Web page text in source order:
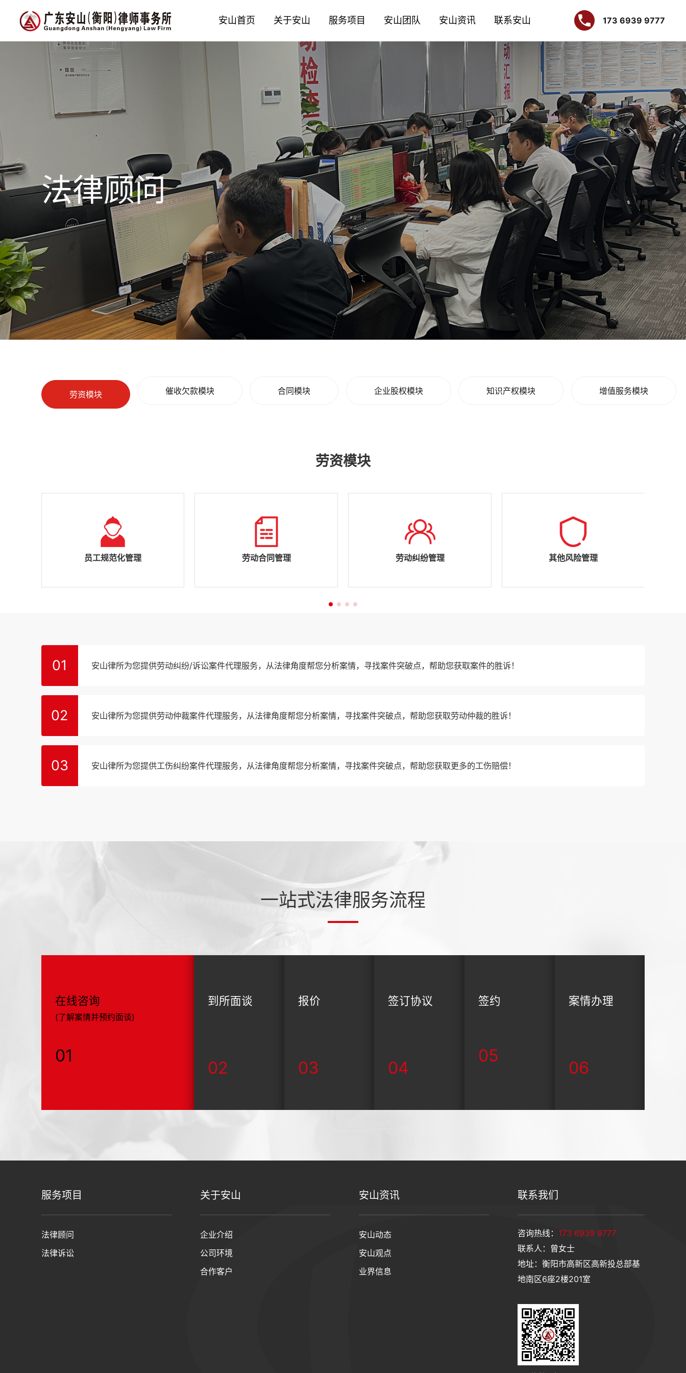
安山首页 关于安山 服务项目 安山团队 安山资讯 联系安山 173 6939 9777
法律顾问
劳资模块 催收欠款模块 合同模块 企业股权模块 知识产权模块 增值服务模块
劳资模块
员工规范化管理 劳动合同管理 劳动纠纷管理 其他风险管理
01 安山律所为您提供劳动纠纷/诉讼案件代理服务，从法律角度帮您分析案情，寻找案件突破点，帮助您获取案件的胜诉！
02 安山律所为您提供劳动仲裁案件代理服务，从法律角度帮您分析案情，寻找案件突破点，帮助您获取劳动仲裁的胜诉！
03 安山律所为您提供工伤纠纷案件代理服务，从法律角度帮您分析案情，寻找案件突破点，帮助您获取更多的工伤赔偿！
一站式法律服务流程
在线咨询
(了解案情并预约面谈)
01
到所面谈
02
报价
03
签订协议
04
签约
05
案情办理
06
服务项目
法律顾问
法律诉讼
关于安山
企业介绍
公司环境
合作客户
安山资讯
安山动态
安山观点
业界信息
联系我们
咨询热线： 173 6939 9777
联系人：曾女士
地址：衡阳市高新区高新投总部基
地南区6座2楼201室